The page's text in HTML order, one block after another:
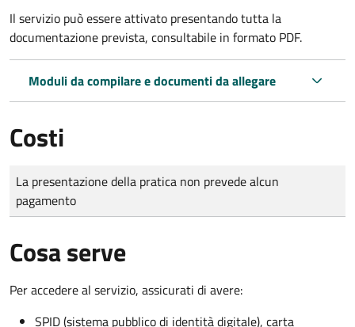
Il servizio può essere attivato presentando tutta la
documentazione prevista, consultabile in formato PDF.
Moduli da compilare e documenti da allegare
Costi
Tipo di pagamento
Importo
La presentazione della pratica non prevede alcun
pagamento
Cosa serve
Per accedere al servizio, assicurati di avere:
SPID (sistema pubblico di identità digitale), carta